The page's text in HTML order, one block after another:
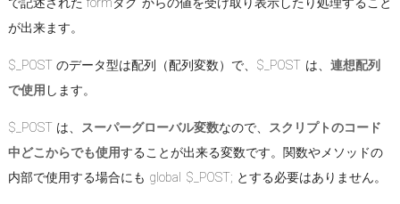
が出来ます。
$_POST のデータ型は配列（配列変数）で、$_POST は、 連想配列
で使用 します。
$_POST は、 スーパーグローバル変数なので、
スクリプトのコード
中どこからでも使用することが出来る変数です。関数やメソッドの
内部で使用する場合にも global $_POST; とする必要はありません。